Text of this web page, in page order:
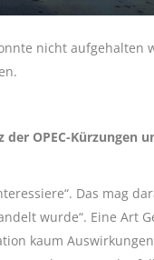
nicht aufgehalten
OPEC-Kürzungen
Das mag
wurde“. Eine Art
kaum